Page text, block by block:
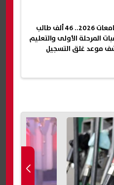
تنسيق الجامعات 2026.. 46 ألف طالب
المرحلة الأولى والتعليم
موعد غلق التسجيل